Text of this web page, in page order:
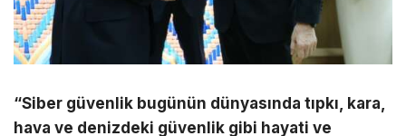
“Siber güvenlik bugünün dünyasında tıpkı, kara,
hava ve denizdeki güvenlik gibi hayati ve